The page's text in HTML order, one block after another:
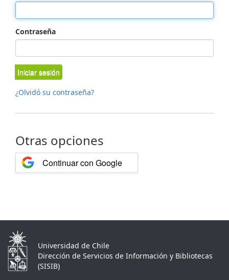
Contraseña
Iniciar sesión
¿Olvidó su contraseña?
Otras opciones
Continuar con Google
Universidad de Chile
Dirección de Servicios de Información y Bibliotecas
(SISIB)